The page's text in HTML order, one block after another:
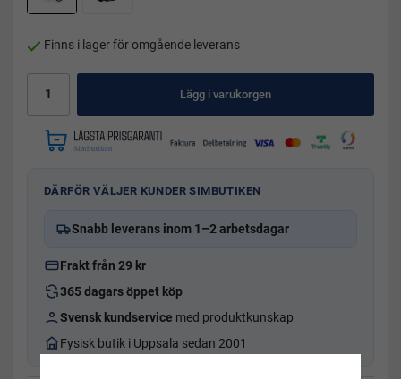
Finns i lager för omgående leverans
Lägg i varukorgen
DÄRFÖR VÄLJER KUNDER SIMBUTIKEN
Snabb leverans inom 1–2 arbetsdagar
Frakt från 29 kr
365 dagars öppet köp
Svensk kundservice med produktkunskap
Fysisk butik i Uppsala sedan 2001